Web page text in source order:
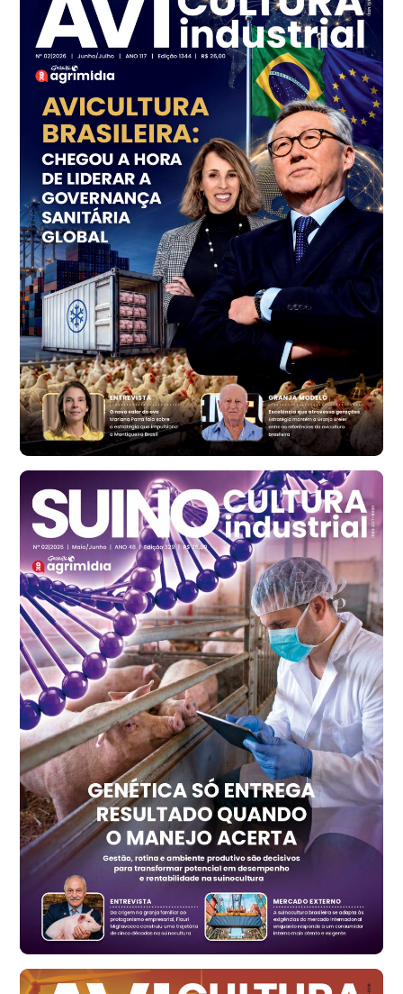
R$ 7,16
kg
Frango - Indicador
SP
R$ 7,18
kg
Trigo Atacado - Regional
PR
R$ 1.414,46
t
Trigo Atacado - Regional
RS
R$ 1.314,61
t
Ovo Vermelho - Regional
Vermelho
R$ 171,61
cx
Ovo Branco - Regional
Santa Maria do Jetibá (ES)
cx
Ovo Branco - Regional
Recife (PE)
R$ 147,74
cx
Ovo Vermelho - Regional
Recife (PE)
R$ 157,72
cx